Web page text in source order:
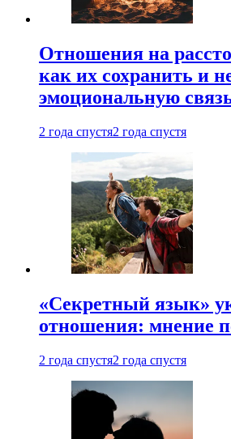
Отношения на
как их сохранить и
эмоциональную
2 года спустя2 года спустя
«Секретный язык»
отношения: мнение
2 года спустя2 года спустя